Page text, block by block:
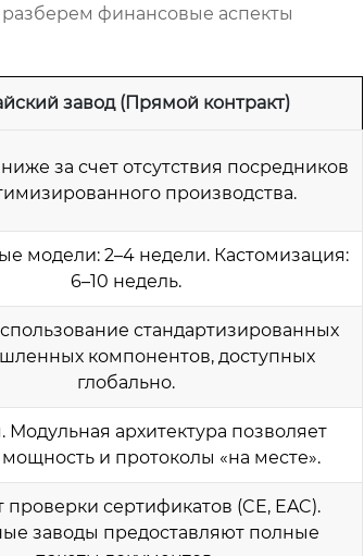
разберем финансовые аспекты
завод (Прямой контракт)
за счет отсутствия посредников
производства.
модели: 2–4 недели. Кастомизация:
6–10 недель.
стандартизированных
компонентов, доступных
глобально.
Модульная архитектура позволяет
и протоколы «на месте».
проверки сертификатов (CE, EAC).
заводы предоставляют полные